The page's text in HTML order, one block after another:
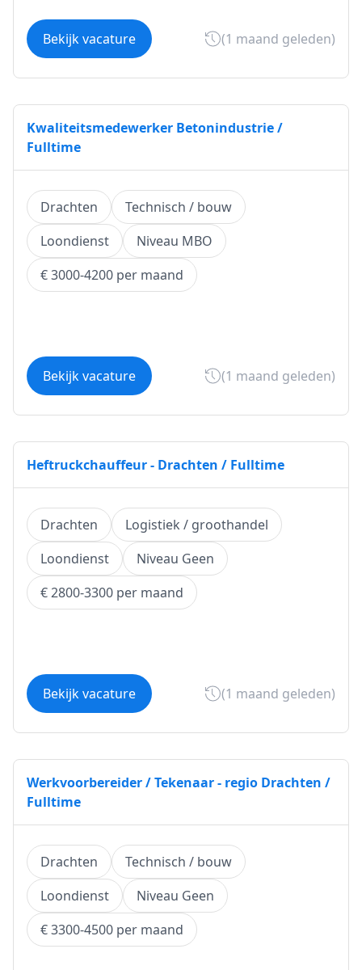
Bekijk vacature (1 maand geleden)
Kwaliteitsmedewerker Betonindustrie /
Fulltime
Drachten
Technisch / bouw
Loondienst
Niveau MBO
€ 3000-4200 per maand
Bekijk vacature (1 maand geleden)
Heftruckchauffeur - Drachten / Fulltime
Drachten
Logistiek / groothandel
Loondienst
Niveau Geen
€ 2800-3300 per maand
Bekijk vacature (1 maand geleden)
Werkvoorbereider / Tekenaar - regio Drachten /
Fulltime
Drachten
Technisch / bouw
Loondienst
Niveau Geen
€ 3300-4500 per maand